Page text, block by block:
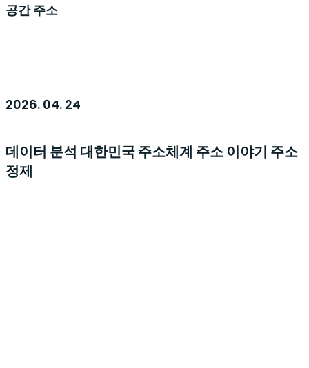
공간 주소
2026. 04. 24
데이터 분석 대한민국 주소체계 주소 이야기 주소
정제